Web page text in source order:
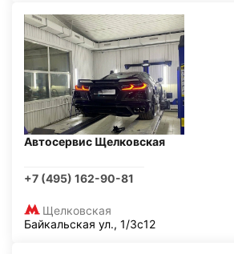
Автосервис Щелковская
+7 (495) 162-90-81
Щелковская
Байкальская ул., 1/3с12